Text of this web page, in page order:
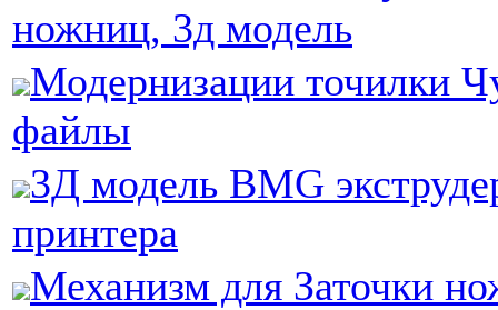
ножниц, 3д модель
Модернизации точилки
файлы
3Д модель BMG
принтера
Механизм для Заточки